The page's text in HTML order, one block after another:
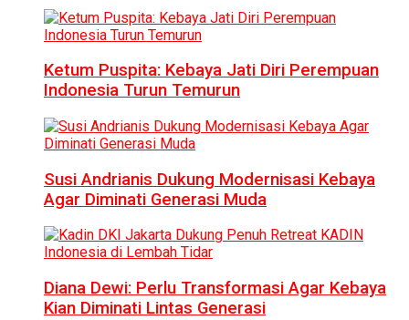
Ketum Puspita: Kebaya Jati Diri Perempuan
Indonesia Turun Temurun
Susi Andrianis Dukung Modernisasi Kebaya
Agar Diminati Generasi Muda
Diana Dewi: Perlu Transformasi Agar Kebaya
Kian Diminati Lintas Generasi